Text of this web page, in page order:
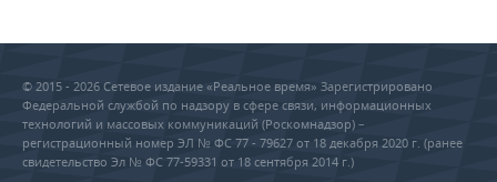
© 2015 - 2026 Сетевое издание «Реальное время» Зарегистрировано
Федеральной службой по надзору в сфере связи, информационных
технологий и массовых коммуникаций (Роскомнадзор) –
регистрационный номер ЭЛ № ФС 77 - 79627 от 18 декабря 2020 г. (ранее
свидетельство Эл № ФС 77-59331 от 18 сентября 2014 г.)